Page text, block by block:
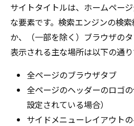
サイトタイトルは、ホームペー
な要素です。検索エンジンの検
か、（一部を除く）ブラウザのタ
表示される主な場所は以下の通り
全ページのブラウザタブ
全ページのヘッダーのロゴ
設定されている場合）
サイドメニューレイアウト